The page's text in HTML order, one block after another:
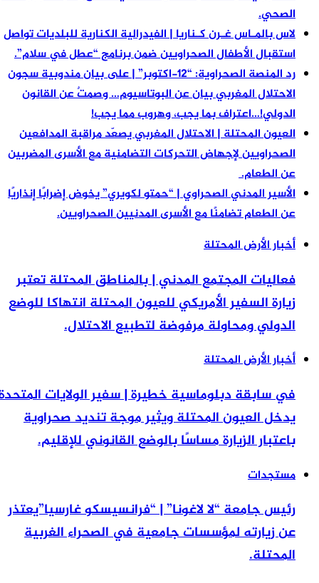
الصحي.
لاس بالمـاس غـرن كـناريا | الفيدرالية الكنارية للبلديات تواصل
استقبال الأطفال الصحراويين ضمن برنامج “عطل في سلام”.
رد المنصة الصحراوية: “12-اكتوبر” | على بيان مندوبية سجون
الاحتلال المغربي بيان عن البوتاسيوم… وصمتٌ عن القانون
الدولي!…اعتراف بما يجب، وهروب مما يجب!
العيون المحتلة | الاحتلال المغربي يصعّد مراقبة المدافعين
الصحراويين لإجهاض التحركات التضامنية مع الأسرى المضربين
عن الطعام.
الأسير المدني الصحراوي | “حمتو لكويري” يخوض إضرابًا إنذاريًا
عن الطعام تضامنًا مع الأسرى المدنيين الصحراويين.
أخبار الأرض المحتلة
فعاليات المجتمع المدني | بالمناطق المحتلة تعتبر
زيارة السفير الأمريكي للعيون المحتلة انتهاكا للوضع
الدولي ومحاولة مرفوضة لتطبيع الاحتلال.
أخبار الأرض المحتلة
في سابقة دبلوماسية خطيرة | سفير الولايات المتحدة
يدخل العيون المحتلة ويثير موجة تنديد صحراوية
باعتبار الزيارة مساسًا بالوضع القانوني للإقليم.
مستجدات
رئيس جامعة “لا لاغونا” | “فرانسيسكو غارسيا”يعتذر
عن زيارته لمؤسسات جامعية في الصحراء الغربية
المحتلة.